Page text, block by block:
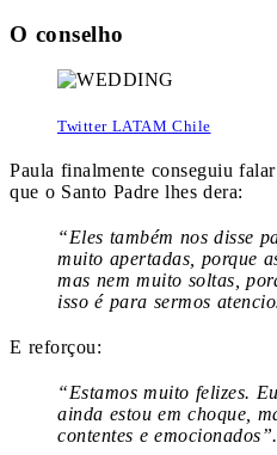
O conselho
Twitter LATAM Chile
Paula finalmente conseguiu
que o Santo Padre lhes dera:
“Eles também nos disse
muito apertadas, porque
mas nem muito soltas,
isso é para sermos
E reforçou:
“Estamos muito felizes.
ainda estou em choque,
contentes e emocionados”.